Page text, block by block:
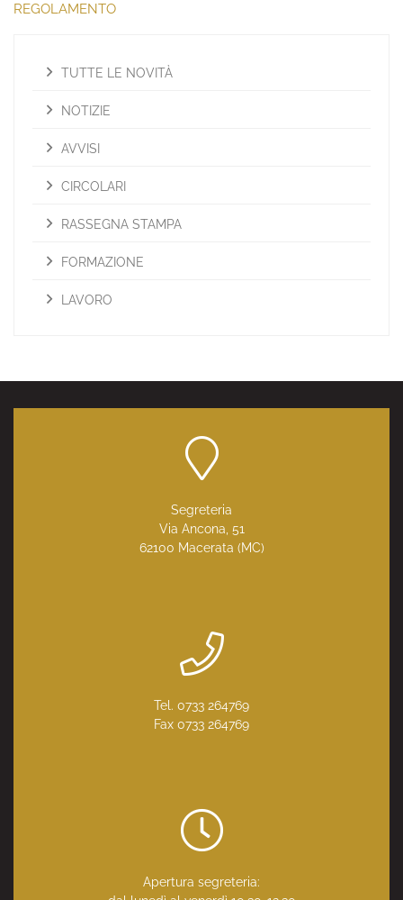
REGOLAMENTO
TUTTE LE NOVITÀ
NOTIZIE
AVVISI
CIRCOLARI
RASSEGNA STAMPA
FORMAZIONE
LAVORO
Segreteria
Via Ancona, 51
62100 Macerata (MC)
Tel. 0733 264769
Fax 0733 264769
Apertura segreteria: